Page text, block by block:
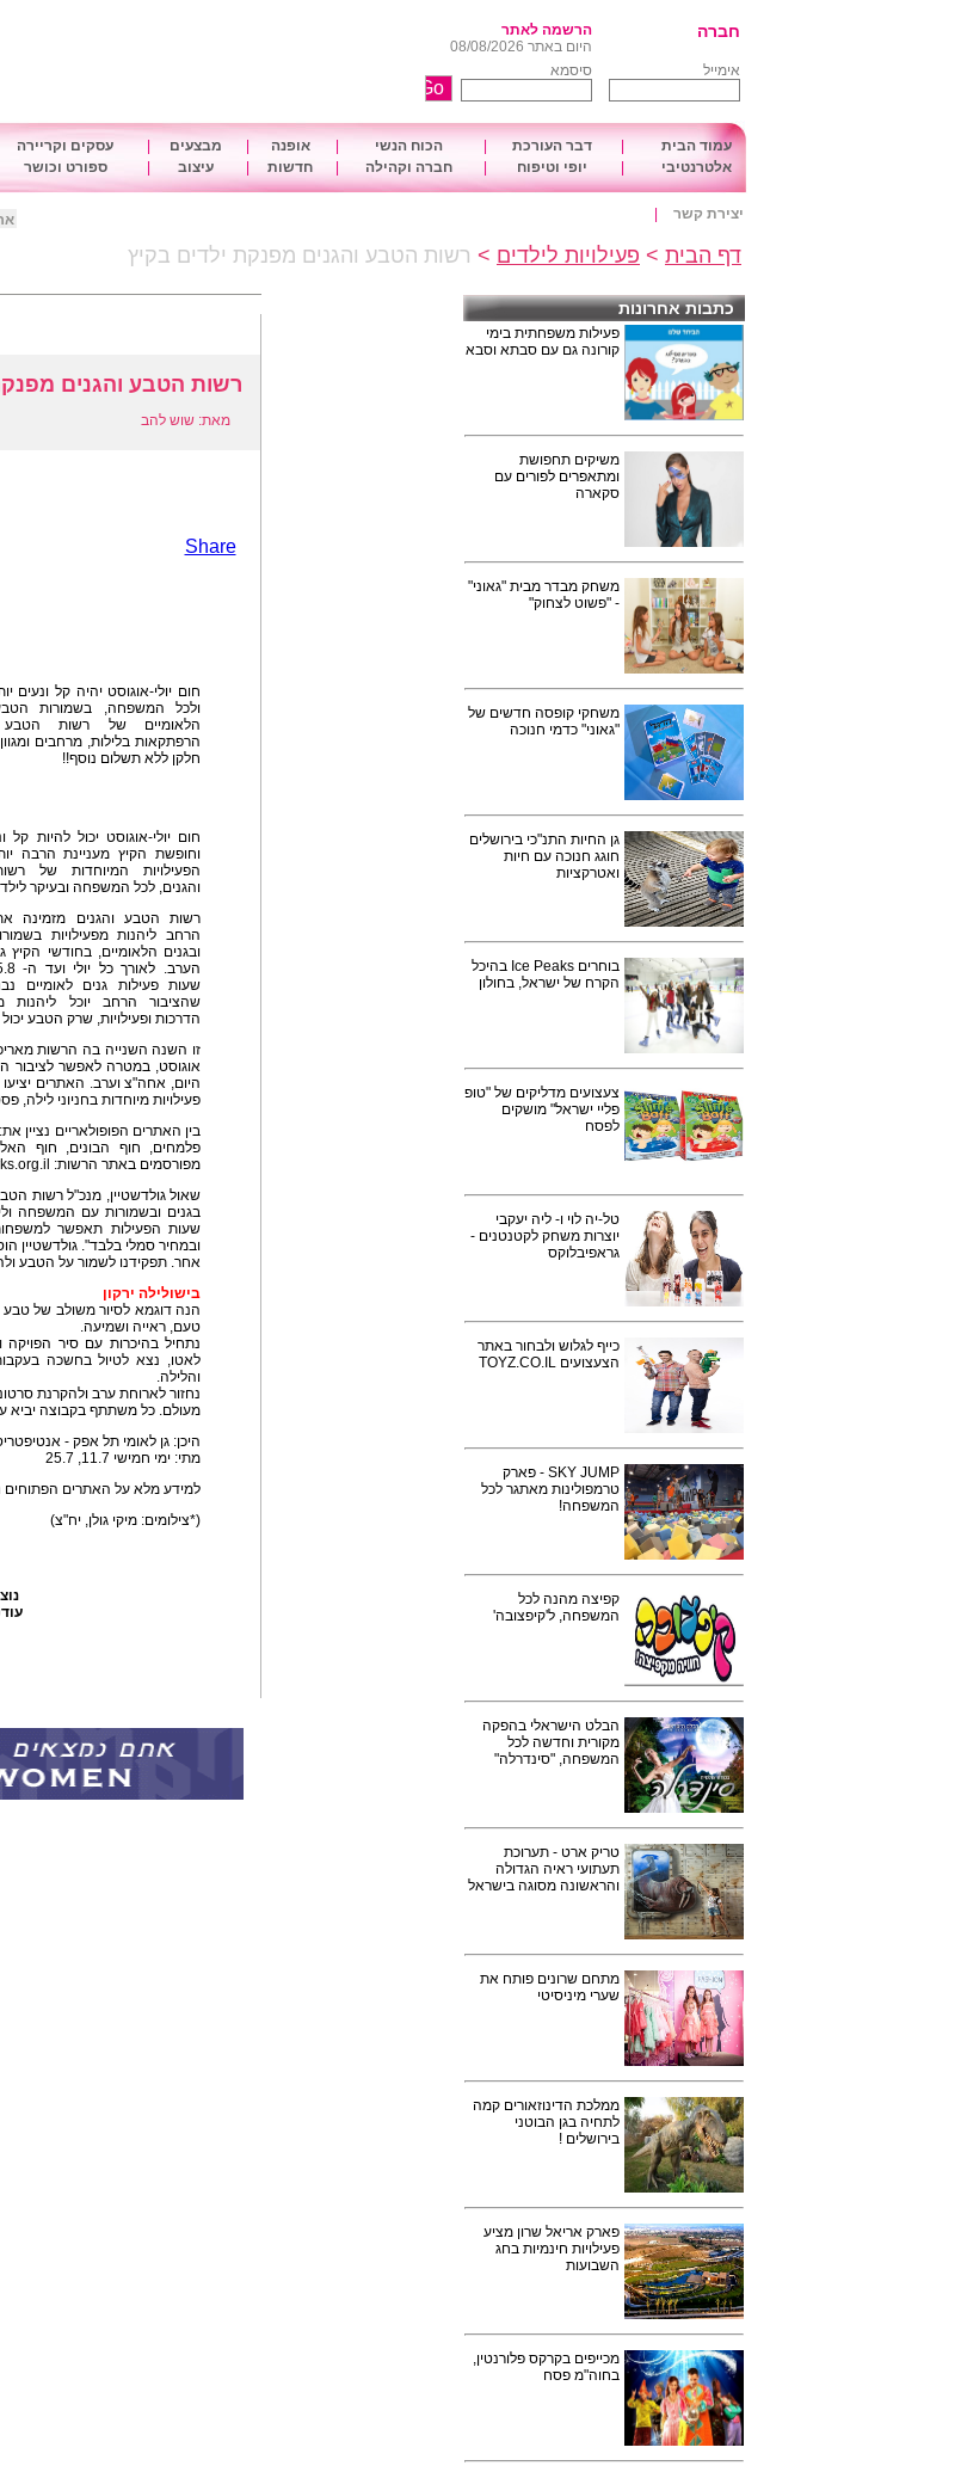
חברה
הרשמה לאתר
היום באתר 08/08/2026
אימייל
סיסמא
עמוד הבית דבר העורכת הכוח הנשי אופנה מבצעים עסקים וקריירה
אלטרנטיבי
יופי וטיפוח חברה וקהילה חדשות עיצוב ספורט וכושר
יצירת קשר
דף הבית > פעילויות לילדים > רשות הטבע והגנים מפנקת ילדים בקיץ
כתבות אחרונות
פעילות משפחתית בימי
קורונה גם עם סבתא וסבא
משיקים תחפושת
ומתאפרים לפורים עם
סקארה
משחק מבדר מבית "גאוני"
- "פשוט לצחוק"
משחקי קופסה חדשים של
"גאוני" כדמי חנוכה
גן החיות התנ"כי בירושלים
חוגג חנוכה עם חיות
ואטרקציות
בוחרים Ice Peaks בהיכל
הקרח של ישראל, בחולון
צעצועים מדליקים של "טופ
פליי ישראל" מושקים
לפסח
טל-יה לוי ו- ליה יעקבי
יוצרות משחק לקטנטנים -
גראפיבלוקס
כייף לגלוש ולבחור באתר
הצעצועים TOYZ.CO.IL
SKY JUMP - פארק
טרמפולינות מאתגר לכל
המשפחה!
קפיצה מהנה לכל
המשפחה, ל'קיפצובה'
הבלט הישראלי בהפקה
מקורית וחדשה לכל
המשפחה, "סינדרלה"
טריק ארט - תערוכת
תעתועי ראיה הגדולה
והראשונה מסוגה בישראל
מתחם שרונים פותח את
שערי מיניסיטי
ממלכת הדינוזאורים קמה
לתחיה בגן הבוטני
בירושלים !
פארק אריאל שרון מציע
פעילויות חינמיות בחג
השבועות
מכייפים בקרקס פלורנטין,
בחוה"מ פסח
רשות הטבע והגנים
מאת: שוש להב
Share
חום יולי-אוגוסט יהיה קל ונעים
ולכל המשפחה, בשמורות
הלאומיים של רשות הטבע
הרפתקאות בלילות, מרחבים ומגוון
חלקן ללא תשלום נוסף!!
חום יולי-אוגוסט יכול להיות קל
וחופשת הקיץ מעניינת הרבה
הפעילויות המיוחדות של
והגנים, לכל המשפחה ובעיקר
רשות הטבע והגנים מזמינה
הרחב ליהנות מפעילויות
ובגנים הלאומיים, בחודשי הקיץ
שעות פעילות גנים לאומיים
שהציבור הרחב יוכל ליהנות
הדרכות ופעילויות, שרק הטבע
זו השנה השנייה בה הרשות
אוגוסט, במטרה לאפשר לציבור
היום, אחה"צ וערב. האתרים
פעילויות מיוחדות בחניוני לילה,
בין האתרים הפופולאריים נציין
פלמחים, חוף הבונים, חוף
מפורסמים באתר הרשות: http://www.parks.org.il/
שאול גולדשטיין, מנכ"ל רשות
בגנים ובשמורות עם המשפחה
שעות הפעילות תאפשר
ובמחיר סמלי בלבד". גולדשטיין
אחר. תפקידנו לשמור על הטבע
בישולילה ירקון
הנה דוגמא לסיור משולב של טבע
טעם, ראייה ושמיעה.
נתחיל בהיכרות עם סיר
לאטו, נצא לטיול בחשכה
והלילה.
נחזור לארוחת ערב ולהקרנת
מעולם. כל משתתף בקבוצה יביא
היכן: גן לאומי תל אפק -
מתי: ימי חמישי 11.7, 25.7
למידע מלא על האתרים הפתוחים
(*צילומים: מיקי גולן, יח"צ)